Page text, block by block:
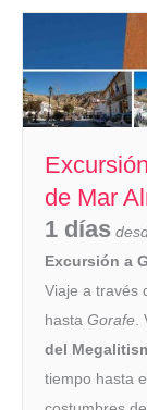
de Mar
1 días
Excursión a
Viaje a través
hasta Gorafe.
del
tiempo hasta